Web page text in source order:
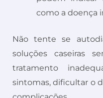
como a doença
Não tente se
soluções caseiras
tratamento
sintomas, dificultar o